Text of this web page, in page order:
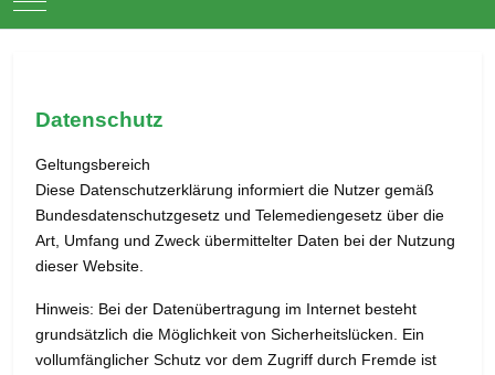
Datenschutz
Geltungsbereich
Diese Datenschutzerklärung informiert die Nutzer gemäß
Bundesdatenschutzgesetz und Telemediengesetz über die
Art, Umfang und Zweck übermittelter Daten bei der Nutzung
dieser Website.
Hinweis: Bei der Datenübertragung im Internet besteht
grundsätzlich die Möglichkeit von Sicherheitslücken. Ein
vollumfänglicher Schutz vor dem Zugriff durch Fremde ist